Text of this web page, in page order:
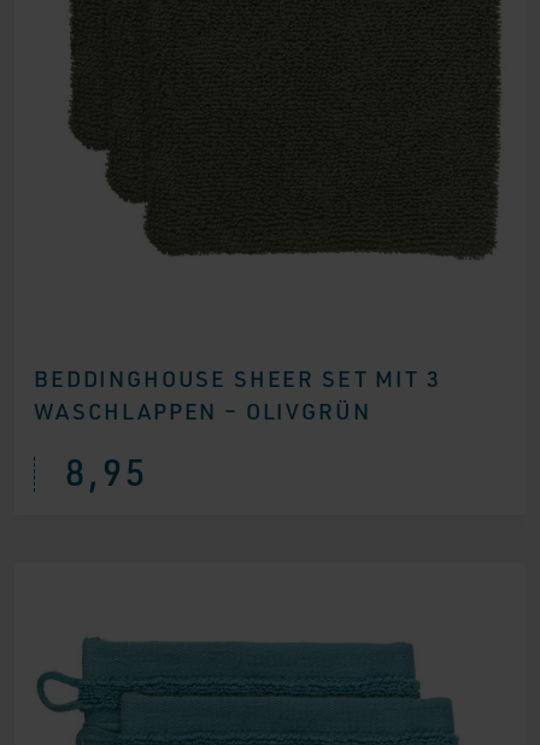
BEDDINGHOUSE SHEER SET MIT 3
WASCHLAPPEN – OLIVGRÜN
8,95